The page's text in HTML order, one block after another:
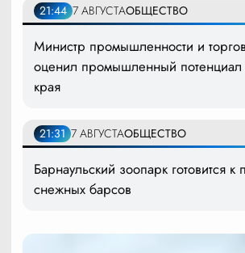
21:44 7 АВГУСТАОБЩЕСТВО
Министр промышленности и
оценил промышленный потенциал
края
21:31 7 АВГУСТАОБЩЕСТВО
Барнаульский зоопарк готовится
снежных барсов